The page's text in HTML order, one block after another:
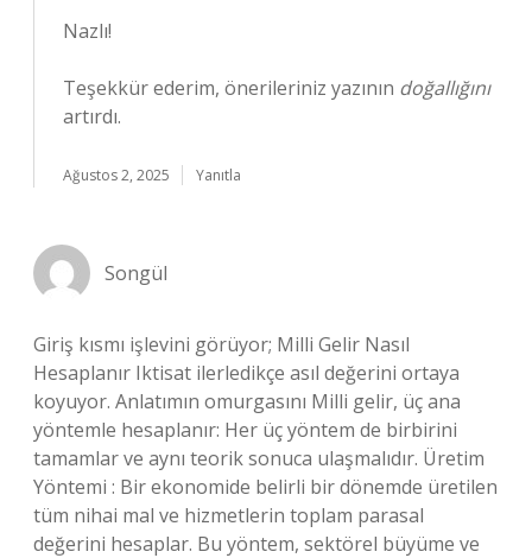
Nazlı!
Teşekkür ederim, önerileriniz yazının doğallığını
artırdı.
Ağustos 2, 2025 Yanıtla
Songül
Giriş kısmı işlevini görüyor; Milli Gelir Nasıl
Hesaplanır Iktisat ilerledikçe asıl değerini ortaya
koyuyor. Anlatımın omurgasını Milli gelir, üç ana
yöntemle hesaplanır: Her üç yöntem de birbirini
tamamlar ve aynı teorik sonuca ulaşmalıdır. Üretim
Yöntemi : Bir ekonomide belirli bir dönemde üretilen
tüm nihai mal ve hizmetlerin toplam parasal
değerini hesaplar. Bu yöntem, sektörel büyüme ve